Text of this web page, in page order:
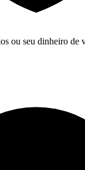
ou seu dinheiro de